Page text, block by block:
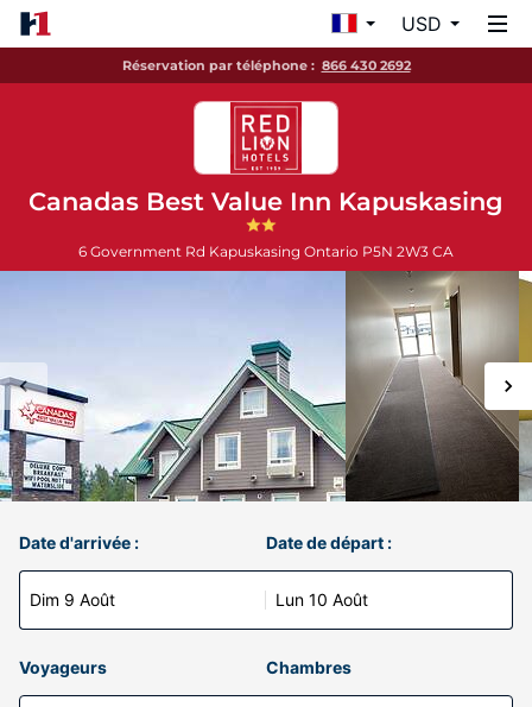
USD
Réservation par téléphone : 866 430 2692
Canadas Best Value Inn Kapuskasing
6 Government Rd Kapuskasing Ontario P5N 2W3 CA
Date d'arrivée :
Dim 9 Août
Date de départ :
Lun 10 Août
Voyageurs Chambres